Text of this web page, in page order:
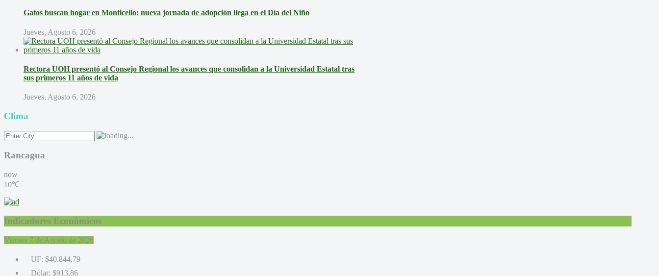
Gatos buscan hogar en Monticello: nueva jornada de adopción llega en el Día del Niño
Jueves, Agosto 6, 2026
Rectora UOH presentó al Consejo Regional los avances que consolidan a la Universidad Estatal tras
sus primeros 11 años de vida
Jueves, Agosto 6, 2026
Clima
Rancagua
now
10℃
Indicadores Económicos
Viernes 7 de Agosto de 2026
UF: $40.844,79
Dólar: $913,86